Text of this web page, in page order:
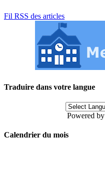
Fil RSS des articles
Traduire dans votre langue
Powered by
Calendrier du mois